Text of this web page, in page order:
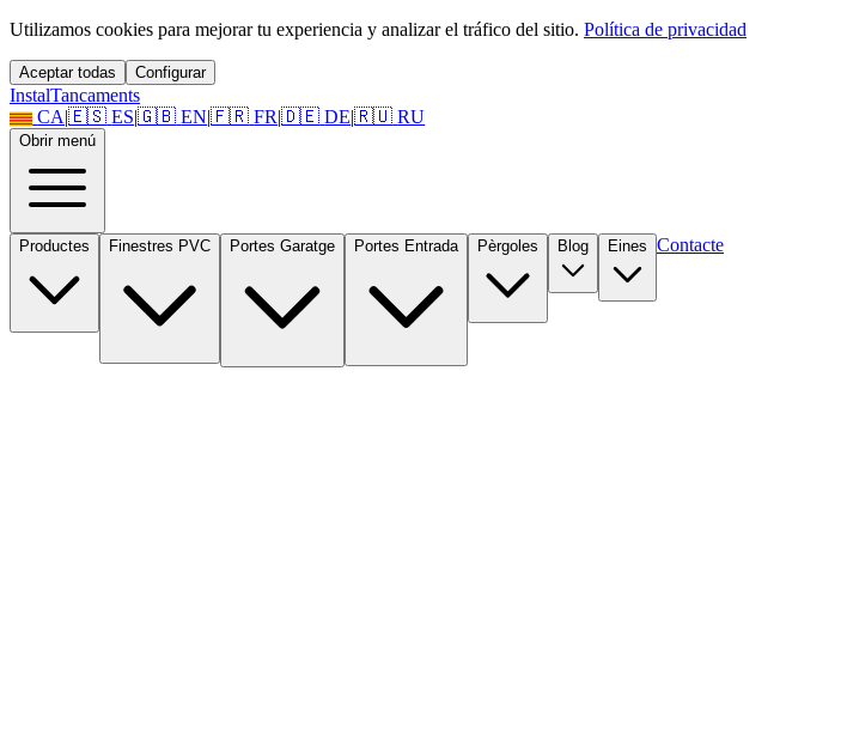
Utilizamos cookies para mejorar tu experiencia y analizar el tráfico del sitio. Política de privacidad
Aceptar todas Configurar
InstalTancaments
CA|🇪🇸 ES|🇬🇧 EN|🇫🇷 FR|🇩🇪 DE|🇷🇺 RU
Obrir menú
Productes Finestres PVC Portes Garatge Portes Entrada Pèrgoles Blog Eines Contacte